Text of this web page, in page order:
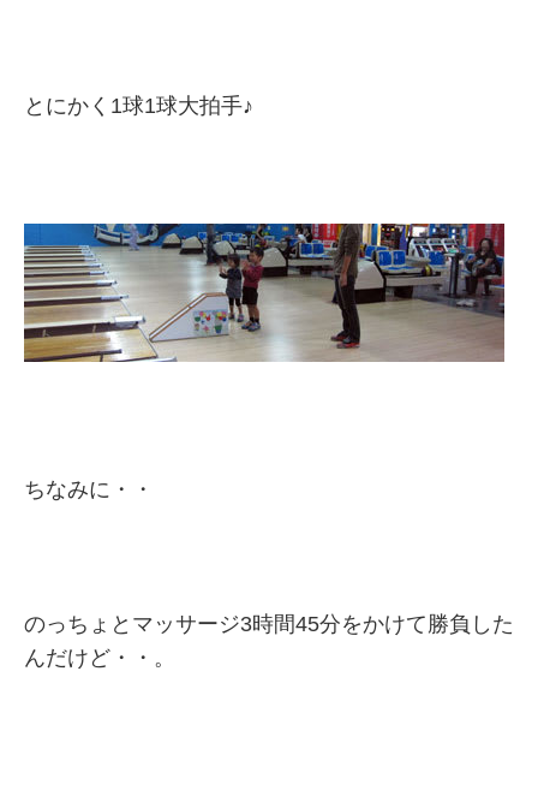
とにかく1球1球大拍手♪
ちなみに・・
のっちょとマッサージ3時間45分をかけて勝負した
んだけど・・。